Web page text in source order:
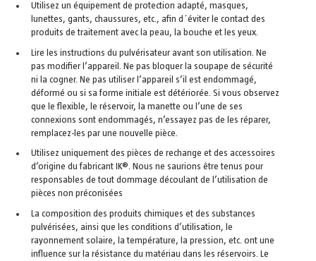
Utilisez un équipement de protection adapté, masques,
lunettes, gants, chaussures, etc., afin d´éviter le contact des
produits de traitement avec la peau, la bouche et les yeux.
Lire les instructions du pulvérisateur avant son utilisation. Ne
pas modifier l’appareil. Ne pas bloquer la soupape de sécurité
ni la cogner. Ne pas utiliser l’appareil s’il est endommagé,
déformé ou si sa forme initiale est détériorée. Si vous observez
que le flexible, le réservoir, la manette ou l’une de ses
connexions sont endommagés, n’essayez pas de les réparer,
remplacez-les par une nouvelle pièce.
Utilisez uniquement des pièces de rechange et des accessoires
d’origine du fabricant IK®. Nous ne saurions être tenus pour
responsables de tout dommage découlant de l’utilisation de
pièces non préconisées
La composition des produits chimiques et des substances
pulvérisées, ainsi que les conditions d’utilisation, le
rayonnement solaire, la température, la pression, etc. ont une
influence sur la résistance du matériau dans les réservoirs. Le